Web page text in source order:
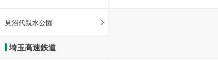
見沼代親水公園
埼玉高速鉄道